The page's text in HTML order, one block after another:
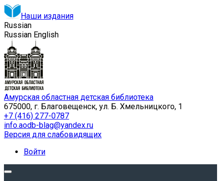
Наши издания
Russian
Russian English
Амурская областная детская библиотека
675000, г. Благовещенск, ул. Б. Хмельницкого, 1
+7 (416) 277-0787
info.aodb-blag@yandex.ru
Версия для слабовидящих
Войти